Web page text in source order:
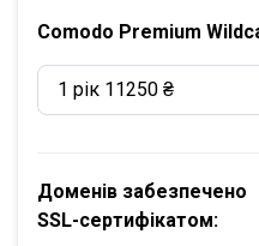
Comodo Premium
1 рік 11250 ₴
Доменів забезпечено
SSL-сертифікатом: